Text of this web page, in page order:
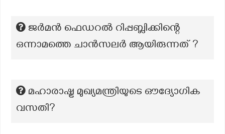
ജർമൻ ഫെഡറൽ റിപ്പബ്ലിക്കിന്റെ
ഒന്നാമത്തെ ചാൻസലർ ആയിരുന്നത് ?
മഹാരാഷ്ട്ര മുഖ്യമന്ത്രിയുടെ ഔദ്യോഗിക
വസതി?